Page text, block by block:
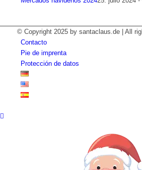
© Copyright 2025 by santaclaus.de | All
Contacto
Pie de imprenta
Protección de datos